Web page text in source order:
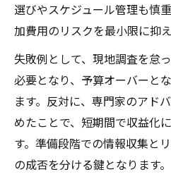
選びやスケジュール管理も慎
加費用のリスクを最小限に抑
失敗例として、現地調査を怠
必要となり、予算オーバーと
ます。反対に、専門家のアド
めたことで、短期間で収益化
す。準備段階での情報収集と
の成否を分ける鍵となります。